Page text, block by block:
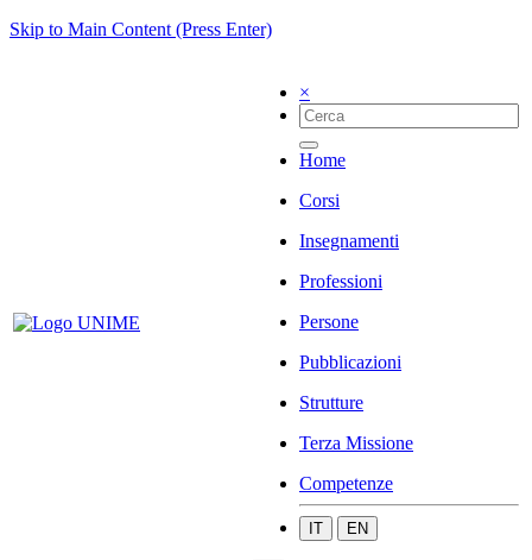
Skip to Main Content (Press Enter)
×
Home
Corsi
Insegnamenti
Professioni
Persone
Pubblicazioni
Strutture
Terza Missione
Competenze
IT EN